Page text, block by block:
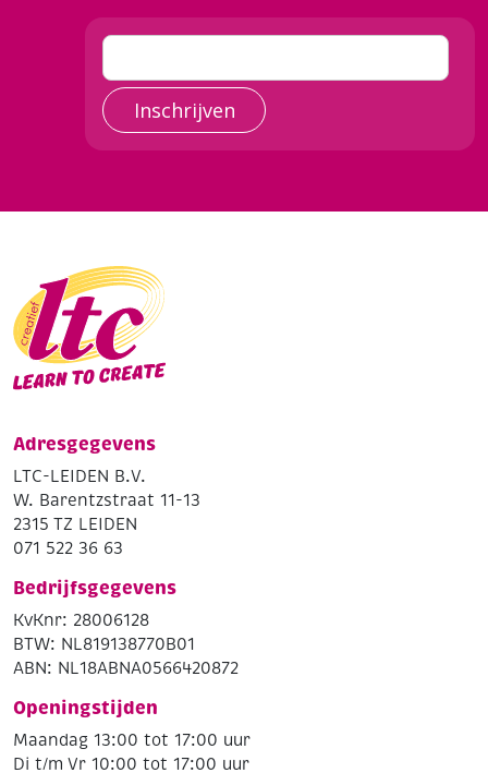
Inschrijven
Adresgegevens
LTC-LEIDEN B.V.
W. Barentzstraat 11-13
2315 TZ LEIDEN
071 522 36 63
Bedrijfsgegevens
KvKnr: 28006128
BTW: NL819138770B01
ABN: NL18ABNA0566420872
Openingstijden
Maandag 13:00 tot 17:00 uur
Di t/m Vr 10:00 tot 17:00 uur